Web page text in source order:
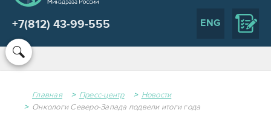
+7(812) 43-99-555 ENG
Главная Пресс-центр
Новости
Онкологи Северо-Запада подвели итоги года